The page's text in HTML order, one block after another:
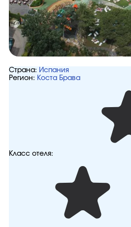
Страна: Испания
Регион: Коста Брава
Класс отеля: